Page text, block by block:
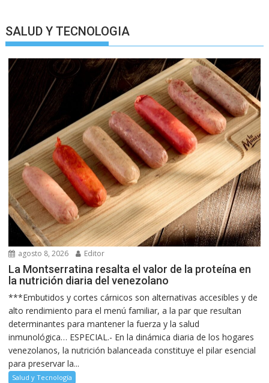
SALUD Y TECNOLOGIA
agosto 8, 2026 Editor
La Montserratina resalta el valor de la proteína en
la nutrición diaria del venezolano
***Embutidos y cortes cárnicos son alternativas accesibles y de
alto rendimiento para el menú familiar, a la par que resultan
determinantes para mantener la fuerza y la salud
inmunológica… ESPECIAL.- En la dinámica diaria de los hogares
venezolanos, la nutrición balanceada constituye el pilar esencial
para preservar la...
Salud y Tecnología